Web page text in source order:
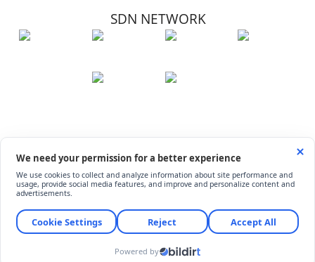
SDN NETWORK
© ShiftDelete.Net